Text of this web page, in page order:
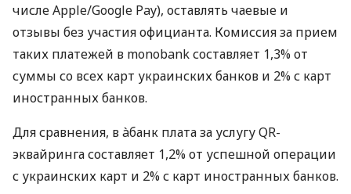
числе Apple/Google Pay), оставлять чаевые и
отзывы без участия официанта. Комиссия за прием
таких платежей в monobank составляет 1,3% от
суммы со всех карт украинских банков и 2% с карт
иностранных банков.
Для сравнения, в àбанк плата за услугу QR-
эквайринга составляет 1,2% от успешной операции
с украинских карт и 2% с карт иностранных банков.